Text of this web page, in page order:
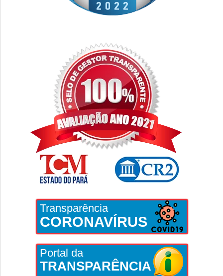
Transparência
CORONAVÍRUS
Portal da
TRANSPARÊNCIA